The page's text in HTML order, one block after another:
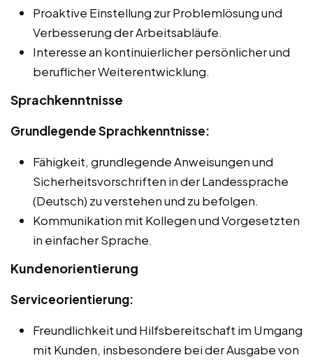
Proaktive Einstellung zur Problemlösung und
Verbesserung der Arbeitsabläufe.
Interesse an kontinuierlicher persönlicher und
beruflicher Weiterentwicklung.
Sprachkenntnisse
Grundlegende Sprachkenntnisse:
Fähigkeit, grundlegende Anweisungen und
Sicherheitsvorschriften in der Landessprache
(Deutsch) zu verstehen und zu befolgen.
Kommunikation mit Kollegen und Vorgesetzten
in einfacher Sprache.
Kundenorientierung
Serviceorientierung:
Freundlichkeit und Hilfsbereitschaft im Umgang
mit Kunden, insbesondere bei der Ausgabe von